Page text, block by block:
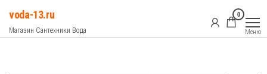
Перейти
содержимому
voda-13.ru
Магазин Сантехники Вода
0
Меню